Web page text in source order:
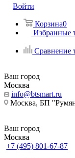
Войти
Корзина0
Избранные
Сравнение
Ваш город
Москва
info@btsmart.ru
Москва, БП
Ваш город
Москва
+7 (495) 801-67-87